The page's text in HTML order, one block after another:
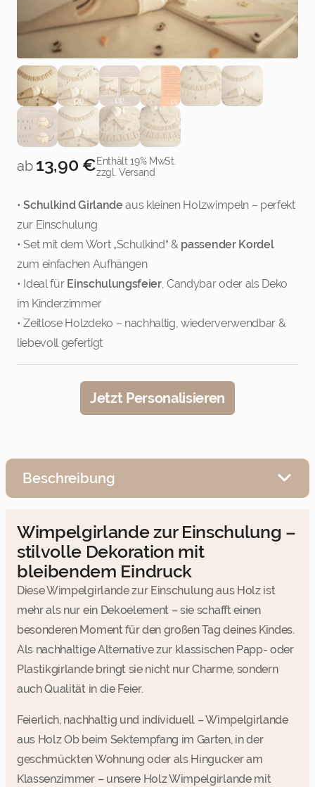
ab 13,90 €Enthält 19% MwSt.
zzgl. Versand
•Schulkind Girlande aus kleinen Holzwimpeln – perfekt
zur Einschulung
• Set mit dem Wort „Schulkind“ & passender Kordel
zum einfachen Aufhängen
• Ideal für Einschulungsfeier, Candybar oder als Deko
im Kinderzimmer
• Zeitlose Holzdeko – nachhaltig, wiederverwendbar &
liebevoll gefertigt
Jetzt Personalisieren
Beschreibung
Wimpelgirlande zur Einschulung –
stilvolle Dekoration mit
bleibendem Eindruck
Diese Wimpelgirlande zur Einschulung aus Holz ist
mehr als nur ein Dekoelement – sie schafft einen
besonderen Moment für den großen Tag deines Kindes.
Als nachhaltige Alternative zur klassischen Papp- oder
Plastikgirlande bringt sie nicht nur Charme, sondern
auch Qualität in die Feier.
Feierlich, nachhaltig und individuell – Wimpelgirlande
aus Holz Ob beim Sektempfang im Garten, in der
geschmückten Wohnung oder als Hingucker am
Klassenzimmer – unsere Holz Wimpelgirlande mit